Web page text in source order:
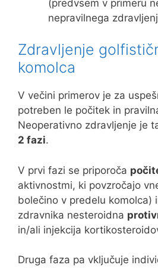
(predvsem v primeru
nepravilnega
Zdravljenje
komolca
V večini primerov je za
potreben le počitek in
Neoperativno zdravljenje je
2 fazi.
V prvi fazi se priporoča
aktivnostmi, ki povzročajo
bolečino v predelu komolca)
zdravnika nesteroidna
in/ali injekcija
Druga faza pa vključuje